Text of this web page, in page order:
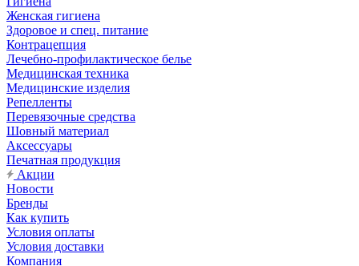
Женская гигиена
Здоровое и спец. питание
Контрацепция
Лечебно-профилактическое белье
Медицинская техника
Медицинские изделия
Репелленты
Перевязочные средства
Шовный материал
Аксессуары
Печатная продукция
Акции
Новости
Бренды
Как купить
Условия оплаты
Условия доставки
Компания